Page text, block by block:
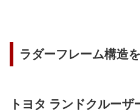
ラダーフレーム構造
トヨタ ランドクルーザ